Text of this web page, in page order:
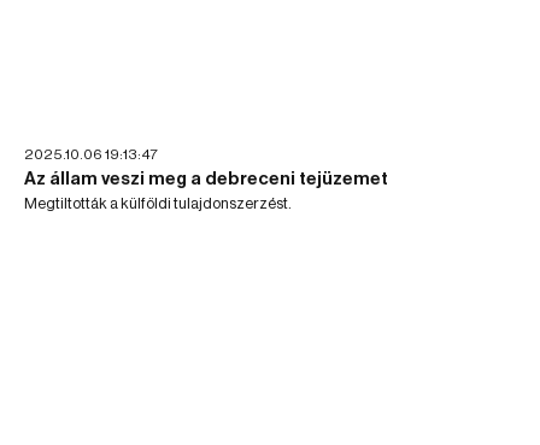
2025.10.06 19:13:47
Az állam veszi meg a debreceni tejüzemet
Megtiltották a külföldi tulajdonszerzést.